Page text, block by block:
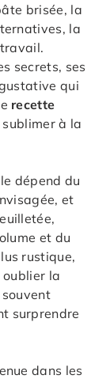
brisée, la
la
secrets, ses
qui
recette
à la
dépend du
et
et du
rustique,
la
surprendre
dans les